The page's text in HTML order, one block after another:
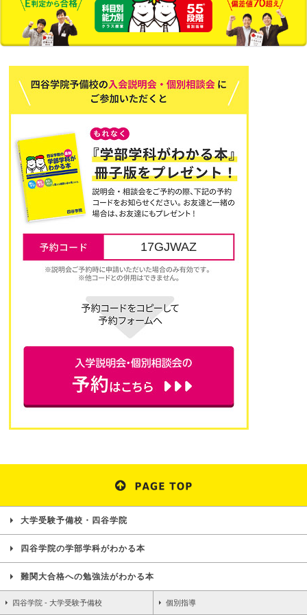
17GJWAZ
大学受験予備校・四谷学院
四谷学院の学部学科がわかる本
難関大合格への勉強法がわかる本
四谷学院 - 大学受験予備校 個別指導